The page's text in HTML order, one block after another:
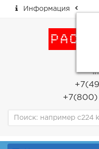
Информация
+7(800)